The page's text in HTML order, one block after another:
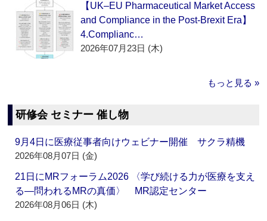
【UK–EU Pharmaceutical Market Access
and Compliance in the Post-Brexit Era】
4.Complianc…
2026年07月23日 (木)
もっと見る »
研修会 セミナー 催し物
9月4日に医療従事者向けウェビナー開催 サクラ精機
2026年08月07日 (金)
21日にMRフォーラム2026 〈学び続ける力が医療を支え
る―問われるMRの真価〉 MR認定センター
2026年08月06日 (木)